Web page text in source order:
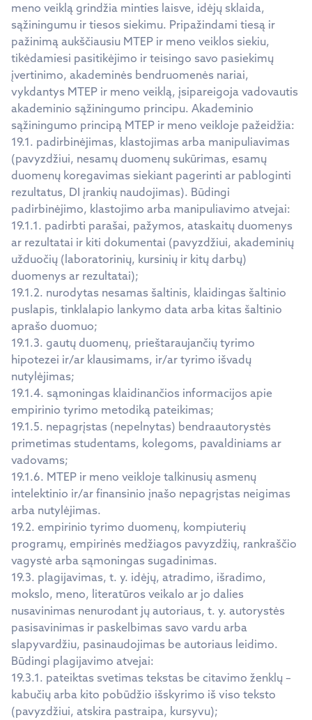
meno veiklą grindžia minties laisve, idėjų sklaida,
sąžiningumu ir tiesos siekimu. Pripažindami tiesą ir
pažinimą aukščiausiu MTEP ir meno veiklos siekiu,
tikėdamiesi pasitikėjimo ir teisingo savo pasiekimų
įvertinimo, akademinės bendruomenės nariai,
vykdantys MTEP ir meno veiklą, įsipareigoja vadovautis
akademinio sąžiningumo principu. Akademinio
sąžiningumo principą MTEP ir meno veikloje pažeidžia:
19.1. padirbinėjimas, klastojimas arba manipuliavimas
(pavyzdžiui, nesamų duomenų sukūrimas, esamų
duomenų koregavimas siekiant pagerinti ar pabloginti
rezultatus, DI įrankių naudojimas). Būdingi
padirbinėjimo, klastojimo arba manipuliavimo atvejai:
19.1.1. padirbti parašai, pažymos, ataskaitų duomenys
ar rezultatai ir kiti dokumentai (pavyzdžiui, akademinių
užduočių (laboratorinių, kursinių ir kitų darbų)
duomenys ar rezultatai);
19.1.2. nurodytas nesamas šaltinis, klaidingas šaltinio
puslapis, tinklalapio lankymo data arba kitas šaltinio
aprašo duomuo;
19.1.3. gautų duomenų, prieštaraujančių tyrimo
hipotezei ir/ar klausimams, ir/ar tyrimo išvadų
nutylėjimas;
19.1.4. sąmoningas klaidinančios informacijos apie
empirinio tyrimo metodiką pateikimas;
19.1.5. nepagrįstas (nepelnytas) bendraautorystės
primetimas studentams, kolegoms, pavaldiniams ar
vadovams;
19.1.6. MTEP ir meno veikloje talkinusių asmenų
intelektinio ir/ar finansinio įnašo nepagrįstas neigimas
arba nutylėjimas.
19.2. empirinio tyrimo duomenų, kompiuterių
programų, empirinės medžiagos pavyzdžių, rankraščio
vagystė arba sąmoningas sugadinimas.
19.3. plagijavimas, t. y. idėjų, atradimo, išradimo,
mokslo, meno, literatūros veikalo ar jo dalies
nusavinimas nenurodant jų autoriaus, t. y. autorystės
pasisavinimas ir paskelbimas savo vardu arba
slapyvardžiu, pasinaudojimas be autoriaus leidimo.
Būdingi plagijavimo atvejai:
19.3.1. pateiktas svetimas tekstas be citavimo ženklų –
kabučių arba kito pobūdžio išskyrimo iš viso teksto
(pavyzdžiui, atskira pastraipa, kursyvu);